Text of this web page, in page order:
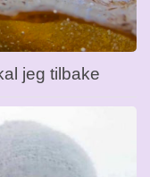
jeg tilbake